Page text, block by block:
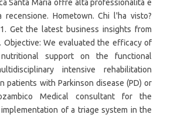
Santa Maria offre alta professionalità e
recensione. Hometown. Chi l'ha visto?
Get the latest business insights from
Objective: We evaluated the efficacy of
nutritional support on the functional
intensive rehabilitation
patients with Parkinson disease (PD) or
Medical consultant for the
of a triage system in the